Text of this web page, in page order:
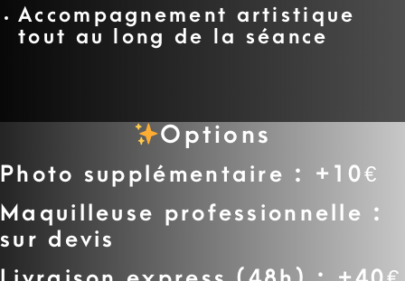
Accompagnement artistique
tout au long de la séance
Options
Photo supplémentaire : +10€
Maquilleuse professionnelle :
sur devis